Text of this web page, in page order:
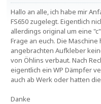
Hallo an alle, ich habe mir
FS650 zugelegt. Eigentlich
allerdings original um eine
Frage an euch. Die
angebrachten Aufkleber
von Öhlins verbaut. Nach
eigentlich ein WP Dämpfer
auch ab Werk oder hatten
Danke